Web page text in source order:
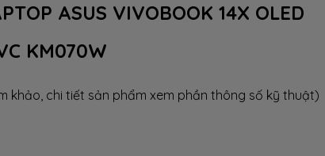
ASUS VIVOBOOK 14X OLED
KM070W
khảo, chi tiết sản phẩm xem phần thông số kỹ thuật)